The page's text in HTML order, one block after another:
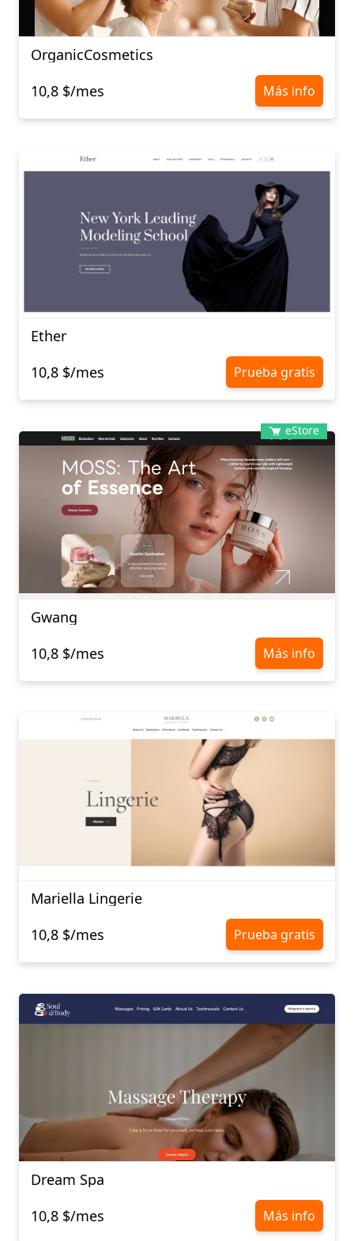
OrganicCosmetics
10,8 $/mes
Más info
Ether
10,8 $/mes
Prueba gratis
eStore
Gwang
10,8 $/mes
Más info
Mariella Lingerie
10,8 $/mes
Prueba gratis
Dream Spa
10,8 $/mes
Más info